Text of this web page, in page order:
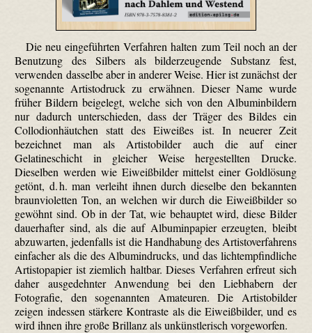
Die neu eingeführten Verfahren halten zum Teil noch an der
Benutzung des Silbers als bild­erzeugende Substanz fest,
verwenden dasselbe aber in anderer Weise. Hier ist zunächst der
sogenannte Artisto­druck zu erwähnen. Dieser Name wurde
früher Bildern beigelegt, welche sich von den Albumin­bildern
nur dadurch unterschieden, dass der Träger des Bildes ein
Collodion­häutchen statt des Eiweißes ist. In neuerer Zeit
bezeichnet man als Artisto­bilder auch die auf einer
Gelatineschicht in gleicher Weise hergestellten Drucke.
Dieselben werden wie Eiweißbilder mittelst einer Goldlösung
getönt, d. h. man verleiht ihnen durch dieselbe den bekannten
braunvioletten Ton, an welchen wir durch die Eiweißbilder so
gewöhnt sind. Ob in der Tat, wie behauptet wird, diese Bilder
dauerhafter sind, als die auf Albumin­papier erzeugten, bleibt
abzuwarten, jedenfalls ist die Handhabung des Artisto­verfahrens
einfacher als die des Albumin­drucks, und das lichtempfindliche
Artisto­papier ist ziemlich haltbar. Dieses Verfahren erfreut sich
daher ausgedehnter Anwendung bei den Liebhabern der
Fotografie, den sogenannten Amateuren. Die Artisto­bilder
zeigen indessen stärkere Kontraste als die Eiweißbilder, und es
wird ihnen ihre große Brillanz als unkünstlerisch vorgeworfen.